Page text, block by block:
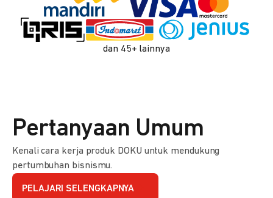
dan 45+ lainnya
Pertanyaan Umum
Kenali cara kerja produk DOKU untuk mendukung
pertumbuhan bisnismu.
PELAJARI SELENGKAPNYA